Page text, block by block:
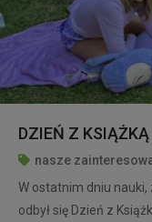
DZIEŃ Z KSIĄŻKĄ
nasze
W ostatnim dniu
odbył się Dzień z